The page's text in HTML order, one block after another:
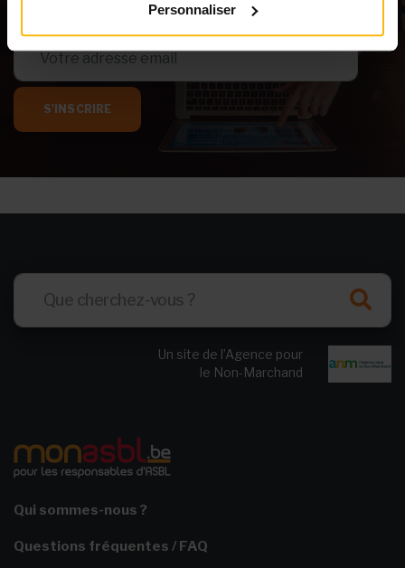
Personnaliser
S'INSCRIRE
Un site de l’Agence pour
le Non-Marchand
Qui sommes-nous ?
Questions fréquentes / FAQ